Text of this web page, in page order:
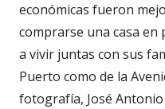
económicas fueron
comprarse una casa en
a vivir juntas con sus
Puerto como de la
fotografía, José Antonio